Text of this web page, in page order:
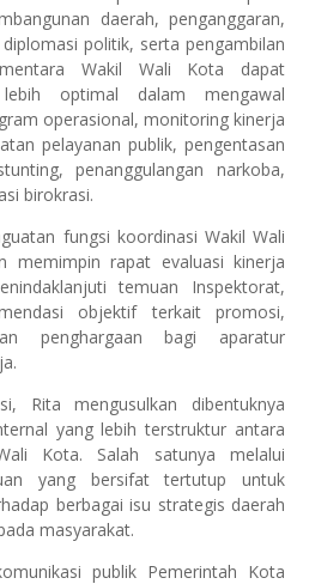
daerah, penganggaran,
politik, serta pengambilan
Wakil Wali Kota dapat
optimal dalam mengawal
operasional, monitoring kinerja
pelayanan publik, pengentasan
penanggulangan narkoba,
birokrasi.
fungsi koordinasi Wakil Wali
memimpin rapat evaluasi kinerja
temuan Inspektorat,
objektif terkait promosi,
penghargaan bagi aparatur
Rita mengusulkan dibentuknya
yang lebih terstruktur antara
Kota. Salah satunya melalui
yang bersifat tertutup untuk
berbagai isu strategis daerah
masyarakat.
publik Pemerintah Kota